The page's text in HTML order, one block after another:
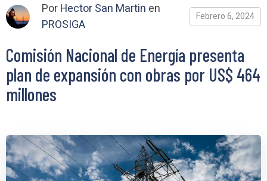
PorHector San Martin en
PROSIGA
Febrero 6, 2024
Comisión Nacional de Energía presenta
plan de expansión con obras por US$ 464
millones